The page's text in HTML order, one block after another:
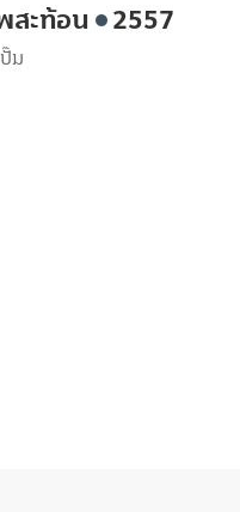
สะท้อน 2557
ม